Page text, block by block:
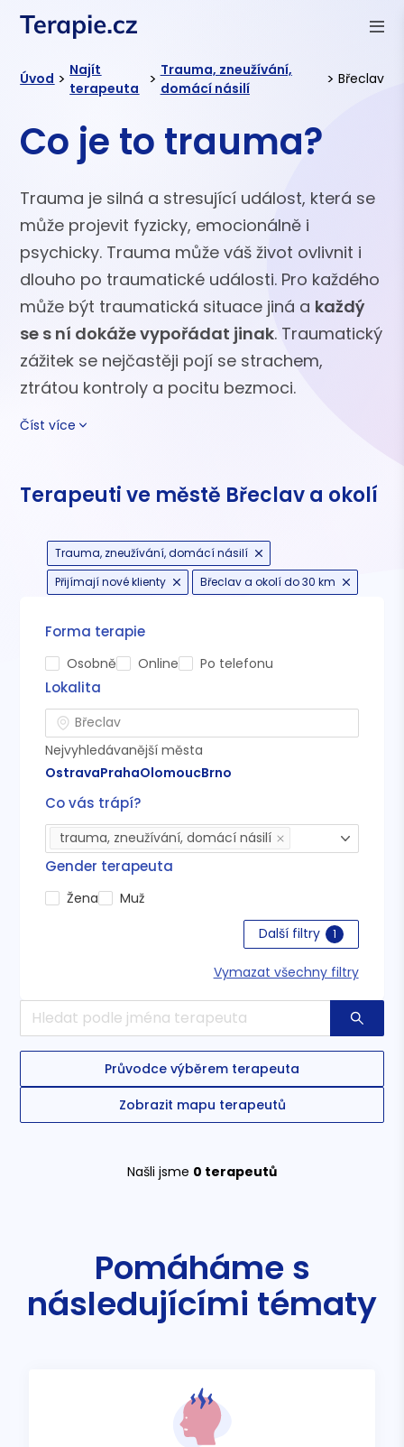
Úvod > Najít
terapeuta
> Trauma, zneužívání,
domácí násilí
> Břeclav
Co je to trauma?
Trauma je silná a stresující událost, která se
může projevit fyzicky, emocionálně i
psychicky. Trauma může váš život ovlivnit i
dlouho po traumatické události. Pro každého
může být traumatická situace jiná a každý
se s ní dokáže vypořádat jinak. Traumatický
zážitek se nejčastěji pojí se strachem,
ztrátou kontroly a pocitu bezmoci.
Číst více
Terapeuti ve městě Břeclav a okolí
Průvodce výběrem terapeuta
Zobrazit mapu terapeutů
Forma terapie
Osobně Online Po telefonu
Lokalita
Nejvyhledávanější města
OstravaPrahaOlomoucBrno
Co vás trápí?
trauma, zneužívání, domácí násilí
Gender terapeuta
Žena
Muž
Další filtry
1
Vymazat všechny filtry
Trauma, zneužívání, domácí násilí
Přijímají nové klienty
Břeclav a okolí do 30 km
Našli jsme 0 terapeutů
Pomáháme s
následujícími tématy